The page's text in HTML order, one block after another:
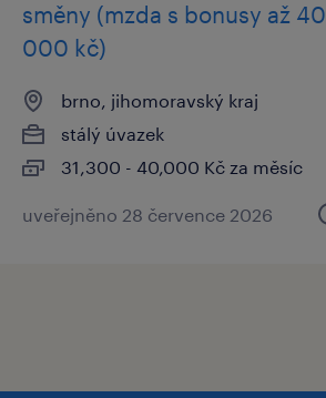
směny (mzda s bonusy až 40
000 kč)
brno, jihomoravský kraj
stálý úvazek
31,300 - 40,000 Kč za měsíc
uveřejněno 28 července 2026